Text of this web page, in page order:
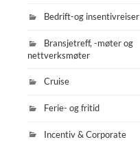
Bedrift-og insentivreiser
Bransjetreff, -møter og
nettverksmøter
Cruise
Ferie- og fritid
Incentiv & Corporate